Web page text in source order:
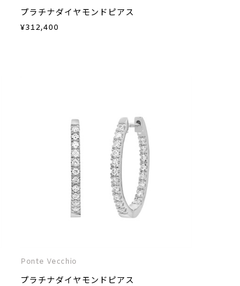
プラチナダイヤモンドピアス
¥312,400
Ponte Vecchio
プラチナダイヤモンドピアス